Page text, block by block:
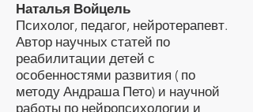
Наталья Войцель
Психолог, педагог, нейротерапевт.
Автор научных статей по
реабилитации детей с
особенностями развития ( по
методу Андраша Пето) и научной
работы по нейропсихологии и